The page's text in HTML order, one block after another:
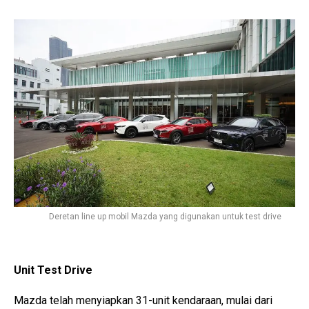
Deretan line up mobil Mazda yang digunakan untuk test drive
Unit Test Drive
Mazda telah menyiapkan 31-unit kendaraan, mulai dari